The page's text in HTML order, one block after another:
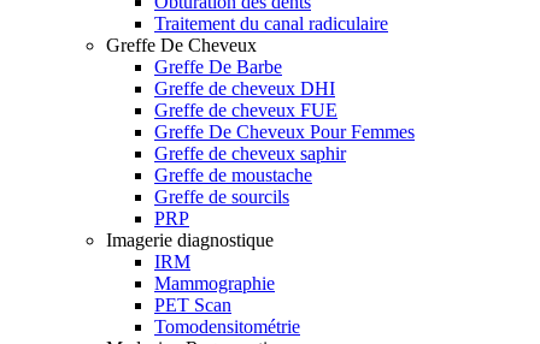
Traitement du canal radiculaire
Greffe De Cheveux
Greffe De Barbe
Greffe de cheveux DHI
Greffe de cheveux FUE
Greffe De Cheveux Pour Femmes
Greffe de cheveux saphir
Greffe de moustache
Greffe de sourcils
PRP
Imagerie diagnostique
IRM
Mammographie
PET Scan
Tomodensitométrie